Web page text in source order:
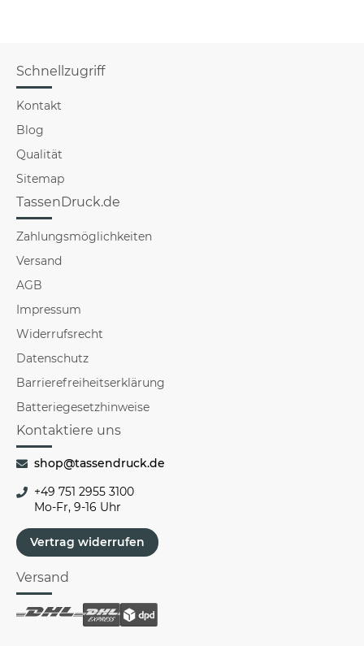
Schnellzugriff
Kontakt
Blog
Qualität
Sitemap
TassenDruck.de
Zahlungsmöglichkeiten
Versand
AGB
Impressum
Widerrufsrecht
Datenschutz
Barrierefreiheitserklärung
Batteriegesetzhinweise
Kontaktiere uns
shop@tassendruck.de
+49 751 2955 3100
Mo-Fr, 9-16 Uhr
Vertrag widerrufen
Versand